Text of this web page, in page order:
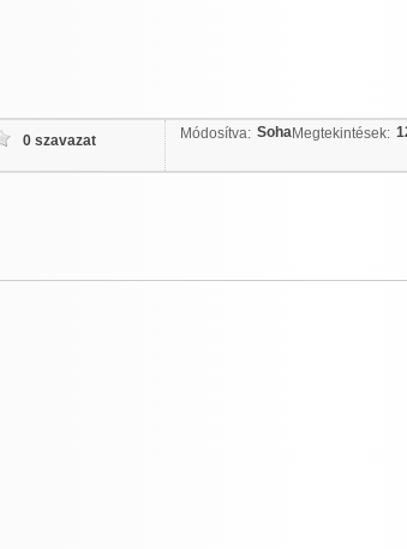
0 szavazat Módosítva: SohaMegtekintések: